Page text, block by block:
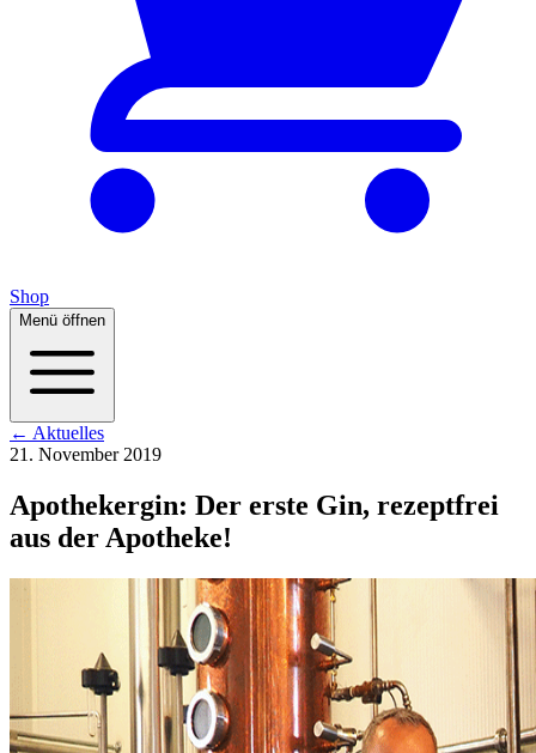
Shop
Menü öffnen
← Aktuelles
21. November 2019
Apothekergin: Der erste Gin, rezeptfrei
aus der Apotheke!